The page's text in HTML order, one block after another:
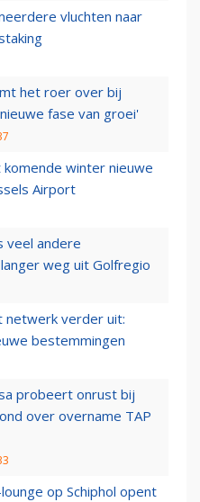
vluchten naar
het roer over bij
fase van groei'
winter nieuwe
Airport
veel andere
weg uit Golfregio
netwerk verder uit:
bestemmingen
probeert onrust bij
over overname TAP
op Schiphol opent